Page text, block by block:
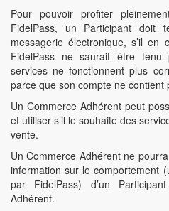
Pour pouvoir profiter
FidelPass, un Participant
messagerie électronique, s’il en
FidelPass ne saurait être tenu
services ne fonctionnent plus
parce que son compte ne contient
Un Commerce Adhérent peut
et utiliser s’il le souhaite des
vente.
Un Commerce Adhérent ne
information sur le comportement
par FidelPass) d’un
Adhérent.